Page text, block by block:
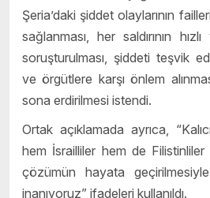
Şeria’daki şiddet olaylarının
sağlanması, her saldırının
soruşturulması, şiddeti teşvik
ve örgütlere karşı önlem
sona erdirilmesi istendi.
Ortak açıklamada ayrıca,
hem İsrailliler hem de
çözümün hayata
inanıyoruz” ifadeleri kullanıldı.